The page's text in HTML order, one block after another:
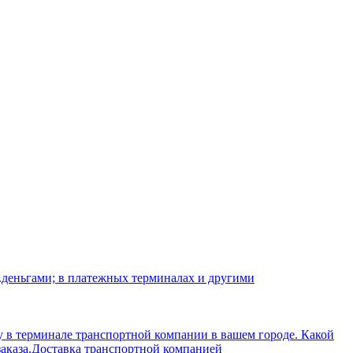
в платежных терминалах и другими
терминале транспортной компании в вашем городе. Какой
Доставка транспортной компанией